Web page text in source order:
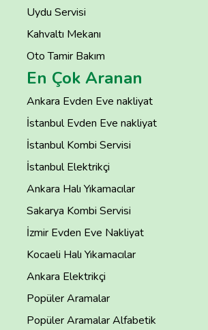
Uydu Servisi
Kahvaltı Mekanı
Oto Tamir Bakım
En Çok Aranan
Ankara Evden Eve nakliyat
İstanbul Evden Eve nakliyat
İstanbul Kombi Servisi
İstanbul Elektrikçi
Ankara Halı Yıkamacılar
Sakarya Kombi Servisi
İzmir Evden Eve Nakliyat
Kocaeli Halı Yıkamacılar
Ankara Elektrikçi
Popüler Aramalar
Popüler Aramalar Alfabetik